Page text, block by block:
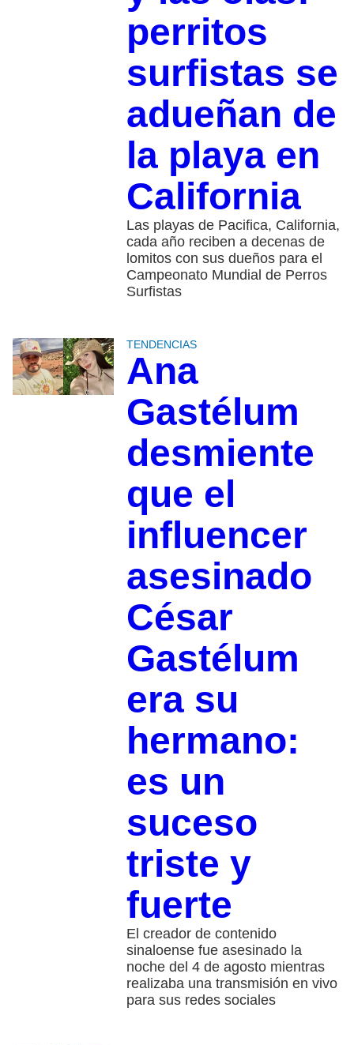
perritos
surfistas se
adueñan de
la playa en
California
Las playas de Pacifica, California,
cada año reciben a decenas de
lomitos con sus dueños para el
Campeonato Mundial de Perros
Surfistas
TENDENCIAS
Ana
Gastélum
desmiente
que el
influencer
asesinado
César
Gastélum
era su
hermano:
es un
suceso
triste y
fuerte
El creador de contenido
sinaloense fue asesinado la
noche del 4 de agosto mientras
realizaba una transmisión en vivo
para sus redes sociales